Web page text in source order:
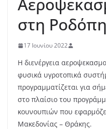
στη Ροδόπη
17 Ιουνίου 2022
Η διενέργεια
φυσικά υγροτοπικά
προγραμματίζεται για
στο πλαίσιο του
κουνουπιών που
Μακεδονίας – Θράκης.